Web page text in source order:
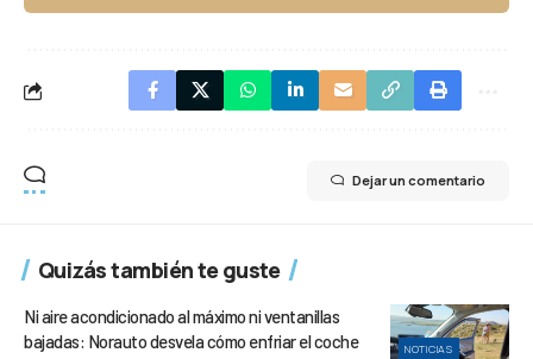
Dejar un comentario
Quizás también te guste
NOTICIAS
Ni aire acondicionado al máximo ni ventanillas
bajadas: Norauto desvela cómo enfriar el coche